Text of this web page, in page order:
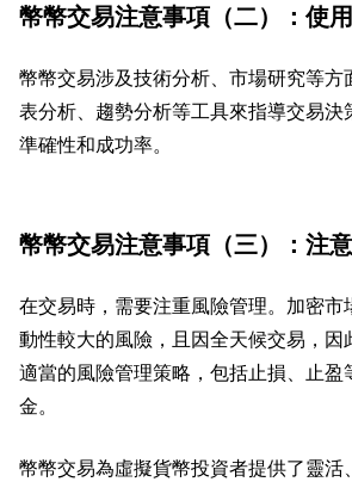
幣幣交易注意事項（二）：使
幣幣交易涉及技術分析、市場研究等方
表分析、趨勢分析等工具來指導交易決
準確性和成功率。
幣幣交易注意事項（三）：注
在交易時，需要注重風險管理。加密市
動性較大的風險，且因全天候交易，因
適當的風險管理策略，包括止損、止盈
金。
幣幣交易為虛擬貨幣投資者提供了靈活